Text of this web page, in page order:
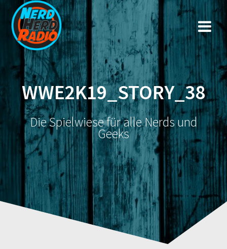
Zum
Inhalt
springen
WWE2K19_STORY_38
Die Spielwiese für alle Nerds und
Geeks